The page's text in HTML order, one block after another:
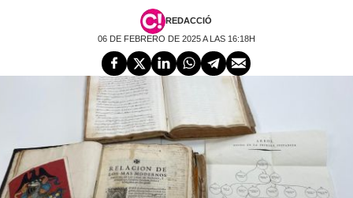
REDACCIÓ
06 DE FEBRERO DE 2025 A LAS 16:18H